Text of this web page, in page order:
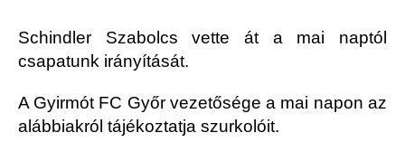
Schindler Szabolcs vette át a mai naptól
csapatunk irányítását.
A Gyirmót FC Győr vezetősége a mai napon az
alábbiakról tájékoztatja szurkolóit.